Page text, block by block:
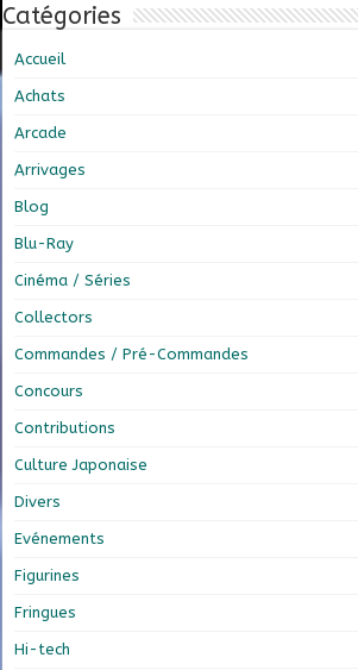
Catégories
Accueil
Achats
Arcade
Arrivages
Blog
Blu-Ray
Cinéma / Séries
Collectors
Commandes / Pré-Commandes
Concours
Contributions
Culture Japonaise
Divers
Evénements
Figurines
Fringues
Hi-tech